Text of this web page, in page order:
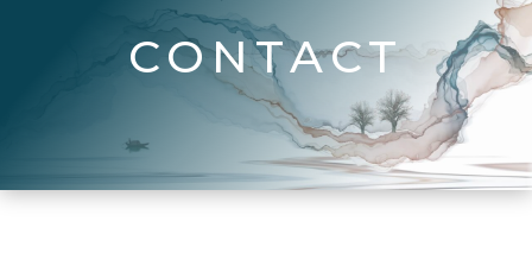
CONTACT